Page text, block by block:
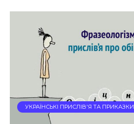
УКРАЇНСЬКІ ПРИСЛІВ'Я ТА ПРИКАЗКИ